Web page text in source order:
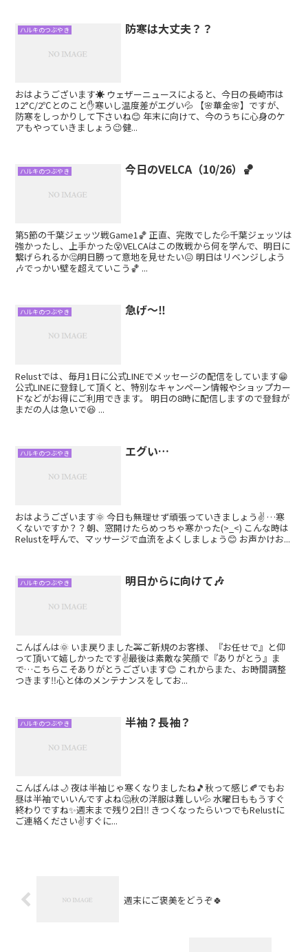
ハルキのつぶやき 防寒は大丈夫？？
おはようございます☀️ ウェザーニュースによると、今日の長崎市は
12°C/2℃とのこと✋寒いし温度差がエグい💦 【🌸華金🌸】ですが、
防寒をしっかりして下さいね😊 年末に向けて、今のうちに心身のケ
アもやっていきましょう😉健...
ハルキのつぶやき 今日のVELCA（10/26）🏀
第5節の千葉ジェッツ戦Game1🏀 正直、完敗でした💦千葉ジェッツは
強かったし、上手かった😵VELCAはこの敗戦から何を学んで、明日に
繋げられるか🤔明日勝って意地を見せたい😖 明日はリベンジしよう
🎶でっかい壁を超えていこう🏀 ...
ハルキのつぶやき 急げ〜‼️
Relustでは、毎月1日に公式LINEでメッセージの配信をしています😁
公式LINEに登録して頂くと、特別なキャンペーン情報やショップカー
ドなどがお得にご利用できます。 明日の8時に配信しますので登録が
まだの人は急いで😆 ...
ハルキのつぶやき エグい…
おはようございます🌞 今日も無理せず頑張っていきましょう✌️ …寒
くないですか？？朝、窓開けたらめっちゃ寒かった(>_<) こんな時は
Relustを呼んで、マッサージで血流をよくしましょう😊 お声かけお...
ハルキのつぶやき 明日からに向けて🎶
こんばんは🌞 いま戻りました🚕ご新規のお客様、『お任せで』と仰
って頂いて嬉しかったです✌️最後は素敵な笑顔で『ありがとう』ま
で…こちらこそありがとうございます😊 これからまた、お時間調整
つきます‼️心と体のメンテナンスをしてお...
ハルキのつぶやき 半袖？長袖？
こんばんは🌙 夜は半袖じゃ寒くなりましたね🎵秋って感じ🍂でもお
昼は半袖でいいんですよね🤔秋の洋服は難しい💦 水曜日ももうすぐ
終わりですね✨週末まで残り2日‼️ きつくなったらいつでもRelustに
ご連絡ください✌️すぐに...
週末にご褒美をどうぞ🍀